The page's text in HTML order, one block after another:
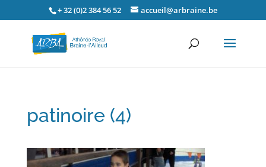
+ 32 (0)2 384 56 52 accueil@arbraine.be
patinoire (4)